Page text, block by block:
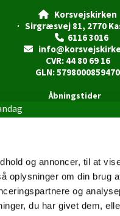
og annoncer, til at
oplysninger om din brug
og
du har givet dem,

Korsvejskirken
· Sirgræsvej 81, 2770
6116 3016

CVR: 44 80 69 16
GLN: 5798000859470
Åbningstider